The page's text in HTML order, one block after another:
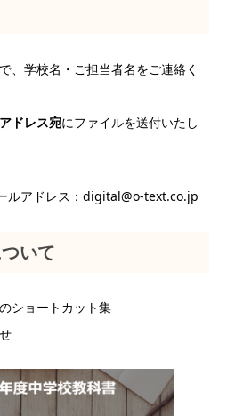
、学校名・ご担当者名をご連絡く
ドレス宛にファイルを送付いたし
ルアドレス：digital@o-text.co.jp
いて
ショートカット集